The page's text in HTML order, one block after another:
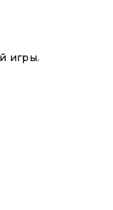
игры.